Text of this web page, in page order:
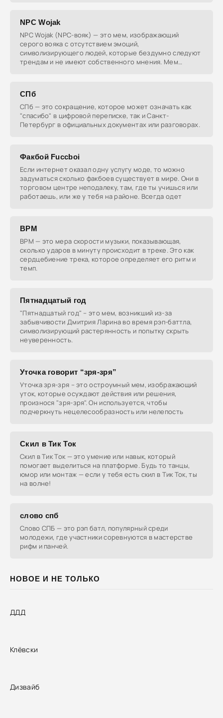
НОВОЕ И НЕ ТОЛЬКО
ДДД
Клёвски
Дизвайб
NPC Wojak
NPC Wojak (NPC-вояк) — это мем, изображающий
серого вояка с отсутствием эмоций,
символизирующего людей, которые бездумно следуют
трендам и не имеют собственного мнения. Мем
СПб
СПб — это сокращение, которое может означать как
"спасибо" в цифровой переписке, так и Санкт-
Петербург в официальных документах или разговорах.
Факбой Fuccboi
Если интернет оказал одну услугу моде, то можно
задуматься сколько факбоев существует в мире. Они в
торговом центре неподалеку, там, где ты учишься или
работаешь, или же у тебя на районе. Всегда одет
BPM
BPM — это мера скорости музыки, показывающая,
сколько ударов в минуту происходит в треке. Это как
сердцебиение трека, которое определяет его ритм и
темп.
Пятнадцатый год
"Пятнадцатый год" – это мем, возникший из-за
забывчивости Дмитрия Ларина во время рэп-баттла,
символизирующий растерянность и попытку скрыть
неуверенность.
Уточка говорит “зря-зря”
Уточка зря-зря – это остроумный мем, изображающий
уток, которые осуждают действия или решения,
произнося "зря-зря". Он используется, чтобы
подчеркнуть нецелесообразность или нелепость
Скил в Тик Ток
Скил в Тик Ток — это умение или навык, который
помогает выделиться на платформе. Будь то танцы,
юмор или монтаж — если у тебя есть скил в Тик Ток, ты
на волне!
слово спб
Слово СПБ — это рэп батл, популярный среди
молодежи, где участники соревнуются в мастерстве
рифм и панчей.